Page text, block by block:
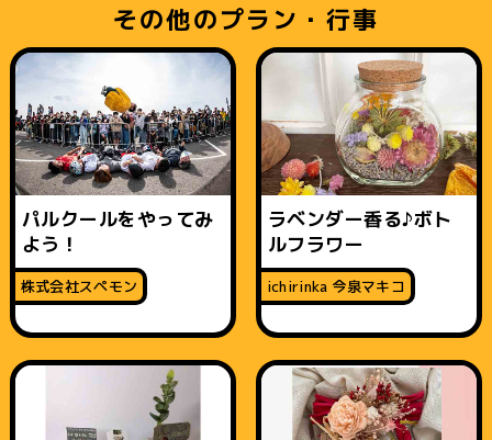
その他のプラン・行事
パルクールをやってみ
よう！
株式会社スペモン
ラベンダー香る♪ボト
ルフラワー
ichirinka 今泉マキコ